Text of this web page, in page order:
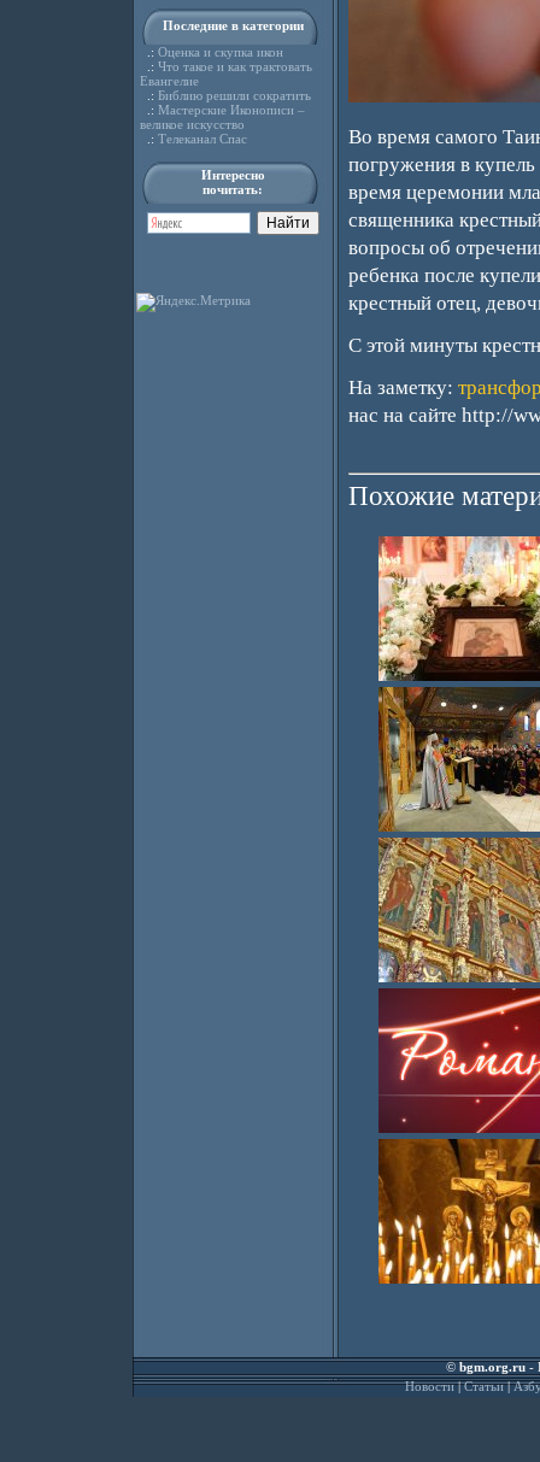
Последние в категории
.: Оценка и скупка икон
.: Что такое и как трактовать
Евангелие
.: Библию решили сократить
.: Мастерские Иконописи –
великое искусство
.: Телеканал Спас
Интересно
почитать:
Во время самого
погружения в
время церемонии
священника
вопросы об
ребенка после
крестный отец,
С этой минуты
На заметку:
нас на сайте http://
Похожие
©bgm.org.ru-
Новости|Статьи|